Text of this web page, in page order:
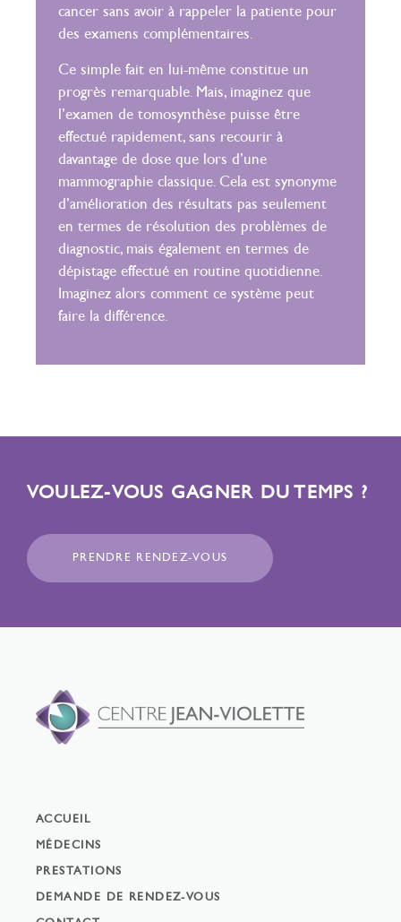
cancer sans avoir à rappeler la patiente pour
des examens complémentaires.
Ce simple fait en lui-même constitue un
progrès remarquable. Mais, imaginez que
l’examen de tomosynthèse puisse être
effectué rapidement, sans recourir à
davantage de dose que lors d’une
mammographie classique. Cela est synonyme
d’amélioration des résultats pas seulement
en termes de résolution des problèmes de
diagnostic, mais également en termes de
dépistage effectué en routine quotidienne.
Imaginez alors comment ce système peut
faire la différence.
VOULEZ-VOUS GAGNER DU TEMPS ?
PRENDRE RENDEZ-VOUS
ACCUEIL
MÉDECINS
PRESTATIONS
DEMANDE DE RENDEZ-VOUS